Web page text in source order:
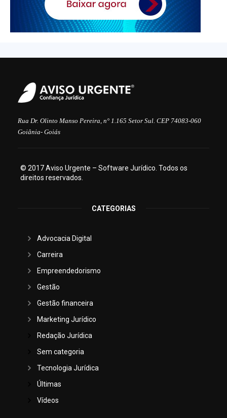
Rua Dr. Olinto Manso Pereira, n° 1.165 Setor Sul. CEP 74083-060
Goiânia- Goiás
© 2017 Aviso Urgente – Software Jurídico. Todos os
direitos reservados.
CATEGORIAS
Advocacia Digital
Carreira
Empreendedorismo
Gestão
Gestão financeira
Marketing Jurídico
Redação Jurídica
Sem categoria
Tecnologia Jurídica
Últimas
Vídeos